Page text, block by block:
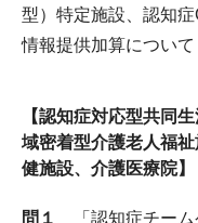
型）特定施設、認知
情報提供加算について
【認知症対応型共同
域密着型介護老人福
健施設、介護医療院】
問１
「認知症チーム